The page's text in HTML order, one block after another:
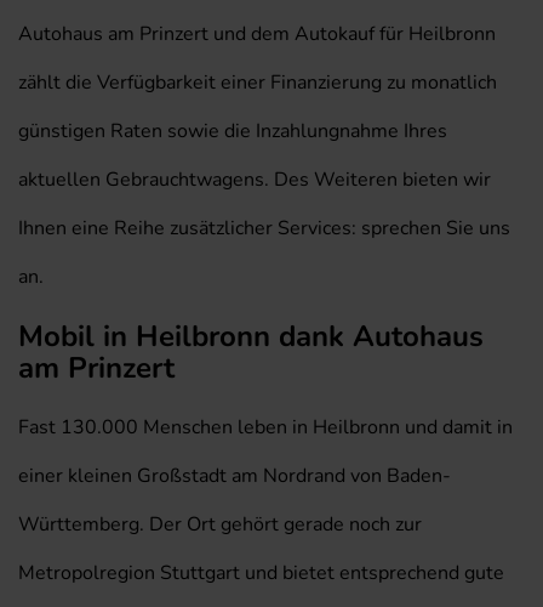
Autohaus am Prinzert und dem Autokauf für Heilbronn
zählt die Verfügbarkeit einer Finanzierung zu monatlich
günstigen Raten sowie die Inzahlungnahme Ihres
aktuellen Gebrauchtwagens. Des Weiteren bieten wir
Ihnen eine Reihe zusätzlicher Services: sprechen Sie uns
an.
Mobil in Heilbronn dank Autohaus
am Prinzert
Fast 130.000 Menschen leben in Heilbronn und damit in
einer kleinen Großstadt am Nordrand von Baden-
Württemberg. Der Ort gehört gerade noch zur
Metropolregion Stuttgart und bietet entsprechend gute